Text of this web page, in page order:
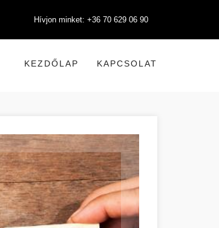
Hívjon minket: +36 70 629 06 90
KEZDŐLAP KAPCSOLAT